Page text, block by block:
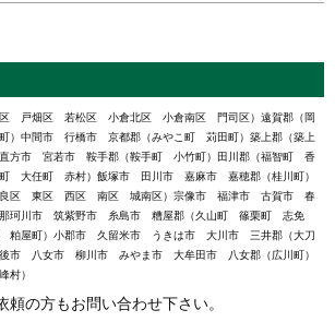
区 戸畑区 若松区 小倉北区 小倉南区 門司区）遠賀郡（岡
中間市 行橋市 京都郡（みやこ町 苅田町）築上郡（築上
方市 宮若市 鞍手郡（鞍手町 小竹町）田川郡（福智町 香
大任町 赤村）飯塚市 田川市 嘉麻市 嘉穂郡（桂川町）
良区 東区 西区 南区 城南区）宗像市 福津市 古賀市 春
珂川市 筑紫野市 糸島市 糟屋郡（久山町 篠栗町 志免
屋町）小郡市 久留米市 うきは市 大川市 三井郡（大刀
市 八女市 柳川市 みやま市 大牟田市 八女郡（広川町）
）
の方もお問い合わせ下さい。